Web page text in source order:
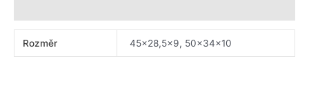
Rozměr 45×28,5×9, 50x34x10